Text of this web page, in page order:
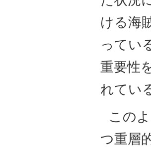
ける海
ってい
重要性
れてい
この
つ重層